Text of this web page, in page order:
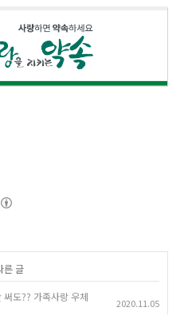
른 글
도?? 가족사랑 우체
2020.11.05